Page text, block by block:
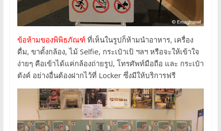
ข้อห้ามของพิพิธภัณฑ์ที่เห็นในรูปก็ห้ามนำอาหาร, เครื่อง
ดื่ม, ขาตั้งกล้อง, ไม้ Selfie, กระเป๋าเป้ ฯลฯ หรือจะให้เข้าใจ
ง่ายๆ คือเข้าได้แค่กล้องถ่ายรูป, โทรศัพท์มือถือ และ กระเป๋า
ตังค์ อย่างอื่นต้องฝากไว้ที่ Locker ซึ่งมีให้บริการฟรี